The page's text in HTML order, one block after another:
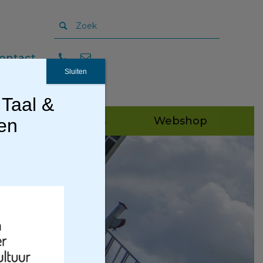
Publicaties Webshop
&
Sluiten